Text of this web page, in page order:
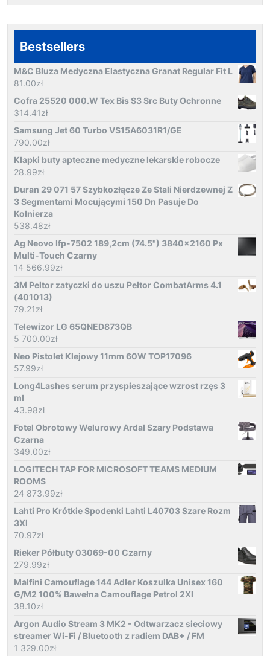
Bestsellers
M&C Bluza Medyczna Elastyczna Granat Regular Fit L
81.00zł
Cofra 25520 000.W Tex Bis S3 Src Buty Ochronne
314.41zł
Samsung Jet 60 Turbo VS15A6031R1/GE
790.00zł
Klapki buty apteczne medyczne lekarskie robocze
28.99zł
Duran 29 071 57 Szybkozłącze Ze Stali Nierdzewnej Z
3 Segmentami Mocującymi 150 Dn Pasuje Do
Kołnierza
538.48zł
Ag Neovo Ifp-7502 189,2cm (74.5") 3840x2160 Px
Multi-Touch Czarny
14 566.99zł
3M Peltor zatyczki do uszu Peltor CombatArms 4.1
(401013)
79.21zł
Telewizor LG 65QNED873QB
5 700.00zł
Neo Pistolet Klejowy 11mm 60W TOP17096
57.99zł
Long4Lashes serum przyspieszające wzrost rzęs 3
ml
43.98zł
Fotel Obrotowy Welurowy Ardal Szary Podstawa
Czarna
349.00zł
LOGITECH TAP FOR MICROSOFT TEAMS MEDIUM
ROOMS
24 873.99zł
Lahti Pro Krótkie Spodenki Lahti L40703 Szare Rozm
3Xl
70.97zł
Rieker Półbuty 03069-00 Czarny
279.99zł
Malfini Camouflage 144 Adler Koszulka Unisex 160
G/M2 100% Bawełna Camouflage Petrol 2Xl
38.10zł
Argon Audio Stream 3 MK2 - Odtwarzacz sieciowy
streamer Wi-Fi / Bluetooth z radiem DAB+ / FM
1 329.00zł